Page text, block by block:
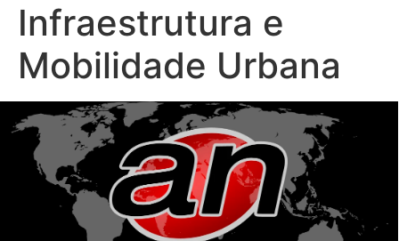
Infraestrutura e
Mobilidade Urbana